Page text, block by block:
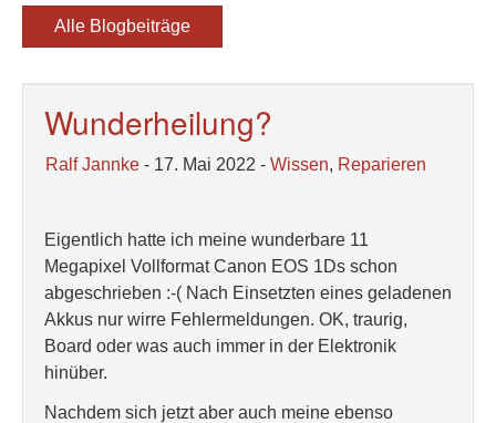
Alle Blogbeiträge
Wunderheilung?
Ralf Jannke - 17. Mai 2022 - Wissen, Reparieren
Eigentlich hatte ich meine wunderbare 11
Megapixel Vollformat Canon EOS 1Ds schon
abgeschrieben :-( Nach Einsetzten eines geladenen
Akkus nur wirre Fehlermeldungen. OK, traurig,
Board oder was auch immer in der Elektronik
hinüber.
Nachdem sich jetzt aber auch meine ebenso